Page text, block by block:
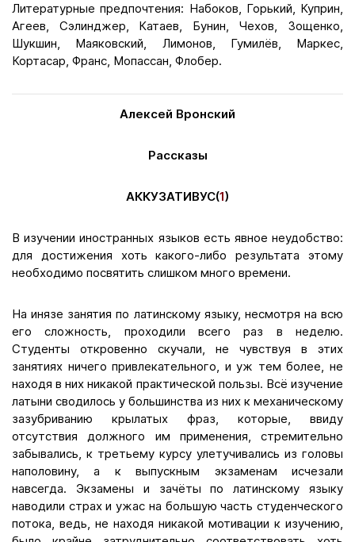
Литературные предпочтения: Набоков, Горький, Куприн,
Агеев, Сэлинджер, Катаев, Бунин, Чехов, Зощенко,
Шукшин, Маяковский, Лимонов, Гумилёв, Маркес,
Кортасар, Франс, Мопассан, Флобер.
Алексей Вронский
Рассказы
АККУЗАТИВУС(1)
В изучении иностранных языков есть явное неудобство:
для достижения хоть какого-либо результата этому
необходимо посвятить слишком много времени.
На инязе занятия по латинскому языку, несмотря на всю
его сложность, проходили всего раз в неделю.
Студенты откровенно скучали, не чувствуя в этих
занятиях ничего привлекательного, и уж тем более, не
находя в них никакой практической пользы. Всё изучение
латыни сводилось у большинства из них к механическому
зазубриванию крылатых фраз, которые, ввиду
отсутствия должного им применения, стремительно
забывались, к третьему курсу улетучивались из головы
наполовину, а к выпускным экзаменам исчезали
навсегда. Экзамены и зачёты по латинскому языку
наводили страх и ужас на большую часть студенческого
потока, ведь, не находя никакой мотивации к изучению,